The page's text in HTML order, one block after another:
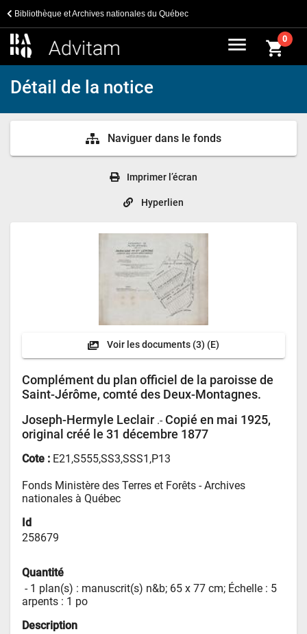
Bibliothèque et Archives nationales du Québec
menu shopping_cart0
Détail de la notice
Naviguer dans le fonds
Imprimer l’écran
Hyperlien
Voir les documents(3) (E)
Complément du plan officiel de la paroisse de
Saint-Jérôme, comté des Deux-Montagnes.
Joseph-Hermyle Leclair .-Copié en mai 1925,
original créé le 31 décembre 1877
Cote : E21,S555,SS3,SSS1,P13
Fonds Ministère des Terres et Forêts - Archives
nationales à Québec
Id
258679
Quantité
- 1 plan(s) : manuscrit(s) n&b; 65 x 77 cm; Échelle : 5
arpents : 1 po
Description